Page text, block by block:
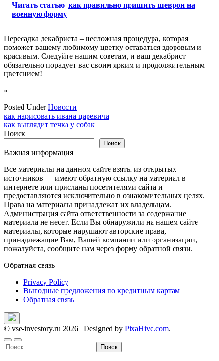
Читать статью как правильно пришить шеврон на
военную форму
Пересадка декабриста – несложная процедура‚ которая
поможет вашему любимому цветку оставаться здоровым и
красивым. Следуйте нашим советам‚ и ваш декабрист
обязательно порадует вас своим ярким и продолжительным
цветением!
«
Posted UnderНовости
Навигация
по
как нарисовать ивана царевича
как выглядит течка у собак
Поиск
Поиск
Важная информация
Все материалы на данном сайте взяты из открытых
источников — имеют обратную ссылку на материал в
интернете или присланы посетителями сайта и
предоставляются исключительно в ознакомительных целях.
Права на материалы принадлежат их владельцам.
Администрация сайта ответственности за содержание
материала не несет. Если Вы обнаружили на нашем сайте
материалы, которые нарушают авторские права,
принадлежащие Вам, Вашей компании или организации,
пожалуйста, сообщите нам через форму обратной связи.
Обратная связь
Privacy Policy
Выгодные предложения по кредитным картам
Обратная связь
© vse-investory.ru 2026 | Designed by PixaHive.com.
Найти: